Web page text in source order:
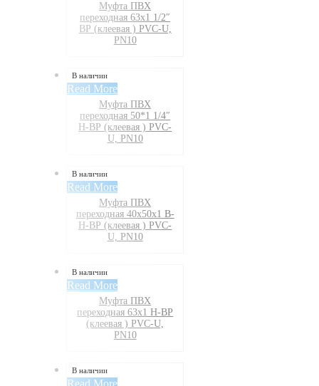
Муфта ПВХ
переходная 63х1 1/2″
ВР (клеевая ) PVC-U,
PN10
В наличии
Read More
Муфта ПВХ
переходная 50*1 1/4″
Н-ВР (клеевая ) PVC-
U, PN10
В наличии
Read More
Муфта ПВХ
переходная 40х50х1 В-
Н-ВР (клеевая ) PVC-
U, PN10
В наличии
Read More
Муфта ПВХ
переходная 63х1 Н-ВР
(клеевая ) PVC-U,
PN10
В наличии
Read More